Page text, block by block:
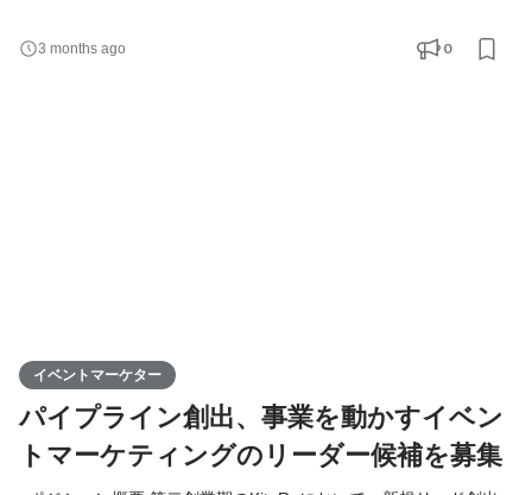
た領域に挑み、市場を切り開くことで、着実に導入実績と信頼を
3 months ago 0
イベントマーケター
パイプライン創出、事業を動かすイベン
トマーケティングのリーダー候補を募集